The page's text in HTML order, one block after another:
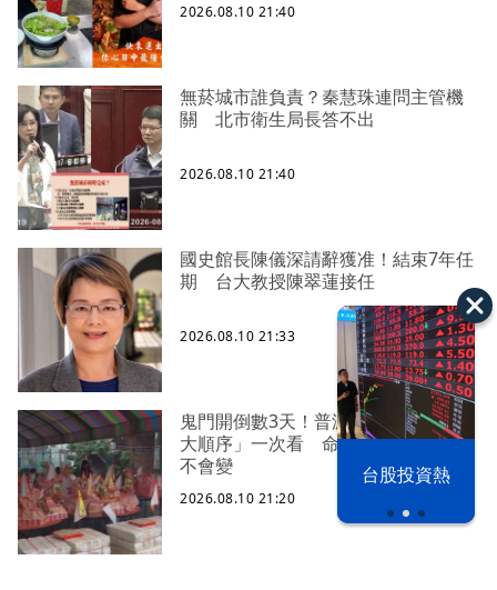
漢光42演習 台股投資熱
2026.08.10 21:40
無菸城市誰負責？秦慧珠連問主管機
關 北市衛生局長答不出
2026.08.10 21:40
國史館長陳儀深請辭獲准！結束7年任
期 台大教授陳翠蓮接任
2026.08.10 21:33
鬼門開倒數3天！普渡燒金、銀紙「9
大順序」一次看 命理師曝「1原則」
不會變
2026.08.10 21:20